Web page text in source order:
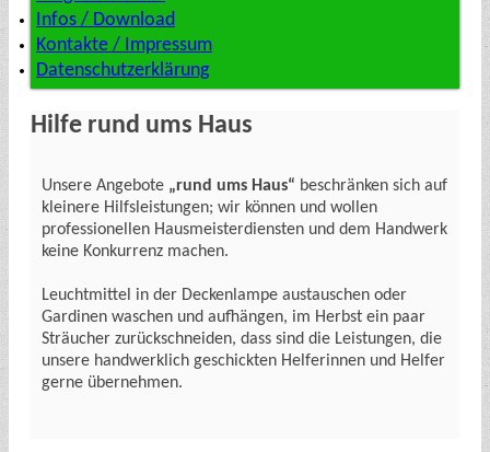
Infos / Download
Kontakte / Impressum
Datenschutzerklärung
Hilfe rund ums Haus
Unsere Angebote „rund ums Haus“ beschränken sich auf
kleinere Hilfsleistungen; wir können und wollen
professionellen Hausmeisterdiensten und dem Handwerk
keine Konkurrenz machen.
Leuchtmittel in der Deckenlampe austauschen oder
Gardinen waschen und aufhängen, im Herbst ein paar
Sträucher zurückschneiden, dass sind die Leistungen, die
unsere handwerklich geschickten Helferinnen und Helfer
gerne übernehmen.